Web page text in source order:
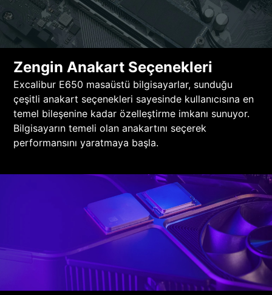
Zengin Anakart Seçenekleri
Excalibur E650 masaüstü bilgisayarlar, sunduğu
çeşitli anakart seçenekleri sayesinde kullanıcısına en
temel bileşenine kadar özelleştirme imkanı sunuyor.
Bilgisayarın temeli olan anakartını seçerek
performansını yaratmaya başla.